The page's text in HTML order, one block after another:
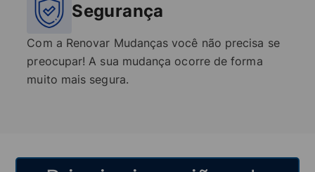
Segurança
Com a Renovar Mudanças você não precisa se
preocupar! A sua mudança ocorre de forma
muito mais segura.